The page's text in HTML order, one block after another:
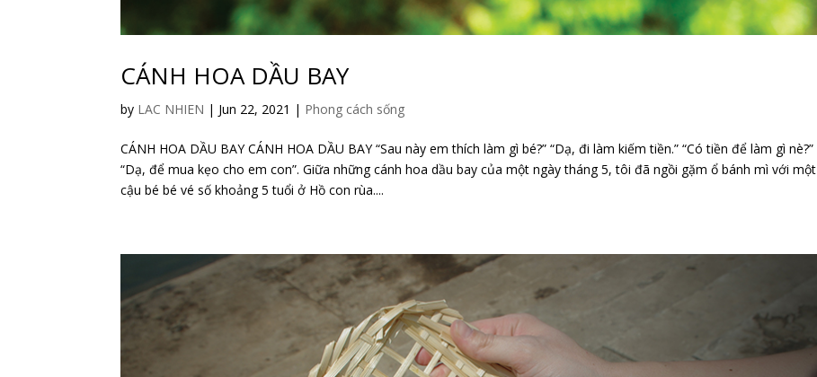
CÁNH HOA DẦU BAY
by LAC NHIEN | Jun 22, 2021 | Phong cách sống
CÁNH HOA DẦU BAY CÁNH HOA DẦU BAY “Sau này em thích làm gì bé?” “Dạ, đi làm kiếm tiền.” “Có tiền để làm gì nè?”
“Dạ, để mua kẹo cho em con”. Giữa những cánh hoa dầu bay của một ngày tháng 5, tôi đã ngồi gặm ổ bánh mì với một
cậu bé bé vé số khoảng 5 tuổi ở Hồ con rùa....